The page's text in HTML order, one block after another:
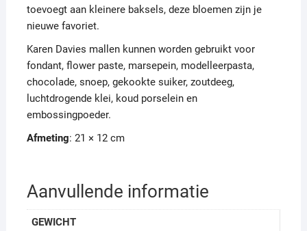
toevoegt aan kleinere baksels, deze bloemen zijn je
nieuwe favoriet.
Karen Davies mallen kunnen worden gebruikt voor
fondant, flower paste, marsepein, modelleerpasta,
chocolade, snoep, gekookte suiker, zoutdeeg,
luchtdrogende klei, koud porselein en
embossingpoeder.
Afmeting: 21 × 12 cm
Aanvullende informatie
GEWICHT